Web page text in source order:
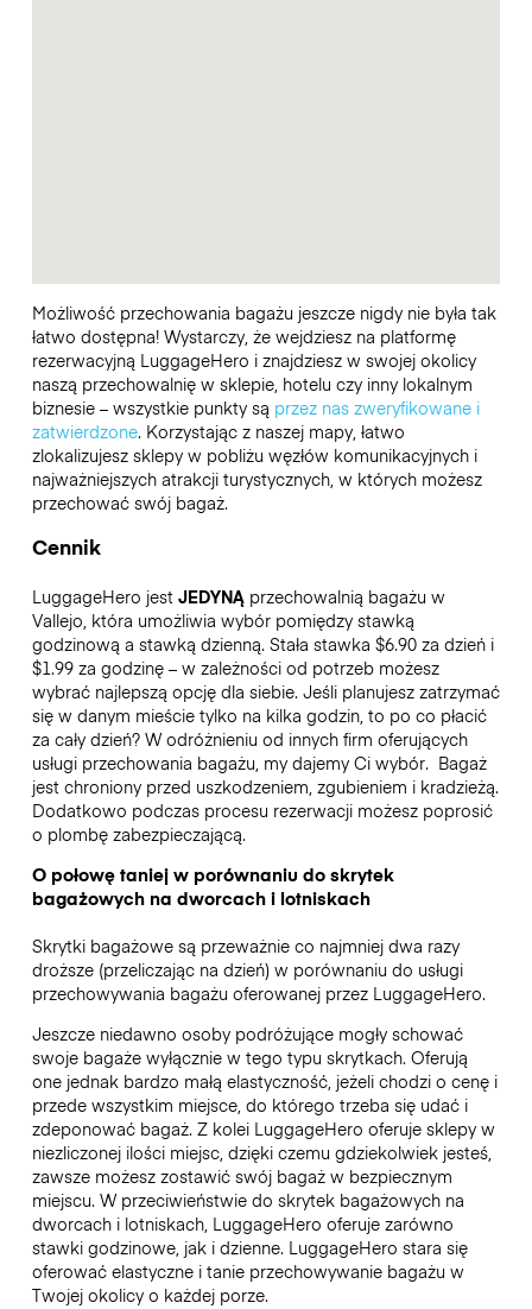
Możliwość przechowania bagażu jeszcze nigdy nie była tak
łatwo dostępna! Wystarczy, że wejdziesz na platformę
rezerwacyjną LuggageHero i znajdziesz w swojej okolicy
naszą przechowalnię w sklepie, hotelu czy inny lokalnym
biznesie – wszystkie punkty są przez nas zweryfikowane i
zatwierdzone. Korzystając z naszej mapy, łatwo
zlokalizujesz sklepy w pobliżu węzłów komunikacyjnych i
najważniejszych atrakcji turystycznych, w których możesz
przechować swój bagaż.
Cennik
LuggageHero jest JEDYNĄprzechowalnią bagażu w
Vallejo, która umożliwia wybór pomiędzy stawką
godzinową a stawką dzienną. Stała stawka $6.90 za dzień i
$1.99 za godzinę – w zależności od potrzeb możesz
wybrać najlepszą opcję dla siebie. Jeśli planujesz zatrzymać
się w danym mieście tylko na kilka godzin, to po co płacić
za cały dzień? W odróżnieniu od innych firm oferujących
usługi przechowania bagażu, my dajemy Ci wybór. Bagaż
jest chroniony przed uszkodzeniem, zgubieniem i kradzieżą.
Dodatkowo podczas procesu rezerwacji możesz poprosić
o plombę zabezpieczającą.
O połowę taniej w porównaniu do skrytek
bagażowych na dworcach i lotniskach
Skrytki bagażowe są przeważnie co najmniej dwa razy
droższe (przeliczając na dzień) w porównaniu do usługi
przechowywania bagażu oferowanej przez LuggageHero.
Jeszcze niedawno osoby podróżujące mogły schować
swoje bagaże wyłącznie w tego typu skrytkach. Oferują
one jednak bardzo małą elastyczność, jeżeli chodzi o cenę i
przede wszystkim miejsce, do którego trzeba się udać i
zdeponować bagaż. Z kolei LuggageHero oferuje sklepy w
niezliczonej ilości miejsc, dzięki czemu gdziekolwiek jesteś,
zawsze możesz zostawić swój bagaż w bezpiecznym
miejscu. W przeciwieństwie do skrytek bagażowych na
dworcach i lotniskach, LuggageHero oferuje zarówno
stawki godzinowe, jak i dzienne. LuggageHero stara się
oferować elastyczne i tanie przechowywanie bagażu w
Twojej okolicy o każdej porze.